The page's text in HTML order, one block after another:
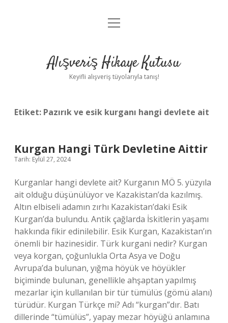
Anasayfa
Yasal Uyarı
menüyü
Alışveriş Hikaye Kutusu
Keyifli alışveriş tüyolarıyla tanış!
Etiket: Pazırık ve esik kurganı hangi devlete ait
Kurgan Hangi Türk Devletine Aittir
Tarih: Eylül 27, 2024
Kurganlar hangi devlete ait? Kurganın MÖ 5. yüzyıla
ait olduğu düşünülüyor ve Kazakistan’da kazılmış.
Altın elbiseli adamın zırhı Kazakistan’daki Esik
Kurgan’da bulundu. Antik çağlarda İskitlerin yaşamı
hakkında fikir edinilebilir. Esik Kurgan, Kazakistan’ın
önemli bir hazinesidir. Türk kurgani nedir? Kurgan
veya korgan, çoğunlukla Orta Asya ve Doğu
Avrupa’da bulunan, yığma höyük ve höyükler
biçiminde bulunan, genellikle ahşaptan yapılmış
mezarlar için kullanılan bir tür tümülüs (gömü alanı)
türüdür. Kurgan Türkçe mi? Adı “kurgan”dır. Batı
dillerinde “tümülüs”, yapay mezar höyüğü anlamına